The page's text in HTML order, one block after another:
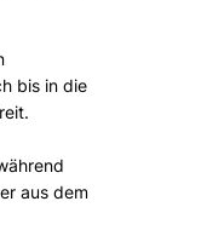
bis in die
aus dem